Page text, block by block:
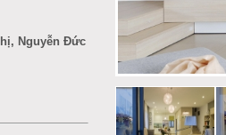
Nguyễn Đức